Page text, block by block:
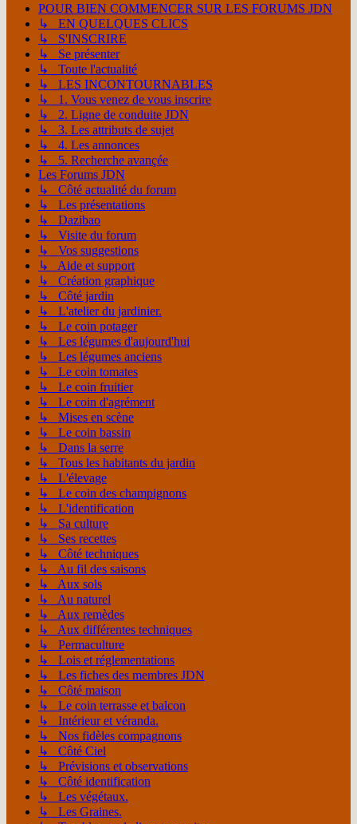
POUR BIEN COMMENCER SUR LES FORUMS JDN
↳ EN QUELQUES CLICS
↳ S'INSCRIRE
↳ Se présenter
↳ Toute l'actualité
↳ LES INCONTOURNABLES
↳ 1. Vous venez de vous inscrire
↳ 2. Ligne de conduite JDN
↳ 3. Les attributs de sujet
↳ 4. Les annonces
↳ 5. Recherche avançée
Les Forums JDN
↳ Côté actualité du forum
↳ Les présentations
↳ Dazibao
↳ Visite du forum
↳ Vos suggestions
↳ Aide et support
↳ Création graphique
↳ Côté jardin
↳ L'atelier du jardinier.
↳ Le coin potager
↳ Les légumes d'aujourd'hui
↳ Les légumes anciens
↳ Le coin tomates
↳ Le coin fruitier
↳ Le coin d'agrément
↳ Mises en scène
↳ Le coin bassin
↳ Dans la serre
↳ Tous les habitants du jardin
↳ L'élevage
↳ Le coin des champignons
↳ L'identification
↳ Sa culture
↳ Ses recettes
↳ Côté techniques
↳ Au fil des saisons
↳ Aux sols
↳ Au naturel
↳ Aux remèdes
↳ Aux différentes techniques
↳ Permaculture
↳ Lois et réglementations
↳ Les fiches des membres JDN
↳ Côté maison
↳ Le coin terrasse et balcon
↳ Intérieur et véranda.
↳ Nos fidèles compagnons
↳ Côté Ciel
↳ Prévisions et observations
↳ Côté identification
↳ Les végétaux.
↳ Les Graines.